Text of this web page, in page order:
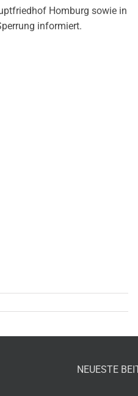
Homburg sowie in
informiert.
NEUESTE